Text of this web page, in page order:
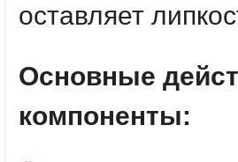
оставляет
Основные
компоненты: